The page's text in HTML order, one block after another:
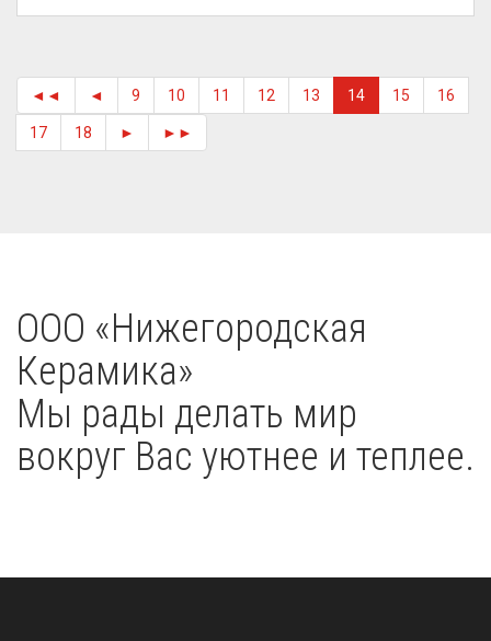
◄◄ ◄ 9 10 11 12 13 14 15 16
17 18 ► ►►
OOO «Нижегородская
Керамика»
Мы рады делать мир
вокруг Вас уютнее и теплее.